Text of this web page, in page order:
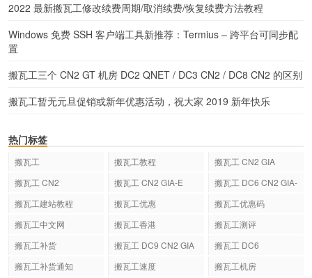
2022 最新搬瓦工修改续费周期/取消续费/恢复续费方法教程
Windows 免费 SSH 客户端工具新推荐：Termius – 跨平台可同步配
置
搬瓦工三个 CN2 GT 机房 DC2 QNET / DC3 CN2 / DC8 CN2 的区别
搬瓦工暂无元旦促销或新年优惠活动，祝大家 2019 新年快乐
热门标签
搬瓦工 搬瓦工教程
搬瓦工 CN2 GIA
搬瓦工 CN2
搬瓦工 CN2 GIA-E
搬瓦工 DC6 CN2 GIA-
搬瓦工建站教程 搬瓦工优惠
搬瓦工优惠码
搬瓦工中文网
搬瓦工香港
搬瓦工测评
搬瓦工补货
搬瓦工 DC9 CN2 GIA
搬瓦工 DC6
搬瓦工补货通知
搬瓦工速度 搬瓦工机房